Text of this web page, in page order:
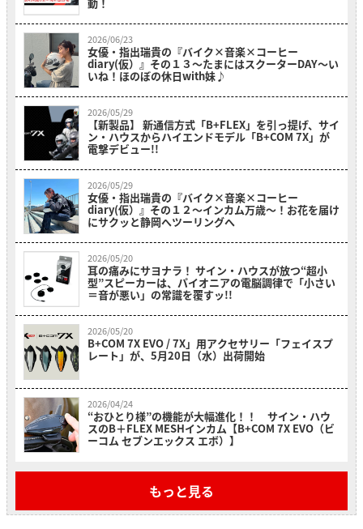
2026/06/23
女優・指出瑞貴の『バイク×音楽×コーヒー
diary(仮）』その１３〜たまにはスクーターDAY～い
いね！ほのぼの休日with妹♪
2026/05/29
【新製品】 新通信方式「B+FLEX」を引っ提げ、サイ
ン・ハウスからハイエンドモデル「B+COM 7X」が
電撃デビュー!!
2026/05/29
女優・指出瑞貴の『バイク×音楽×コーヒー
diary(仮）』その１２〜インカム万歳～！お花を届け
にサクッと静岡へツーリングへ
2026/05/20
耳の痛みにサヨナラ！ サイン・ハウスが放つ“超小
型”スピーカーは、パイオニアの電脳調律で「小さい
＝音が悪い」の常識を覆すッ!!
2026/05/20
B+COM 7X EVO / 7X」用アクセサリー「フェイスプ
レート」が、5月20日（水）出荷開始
2026/04/24
“おひとり様”の機能が大幅進化！！ サイン・ハウ
スのB＋FLEX MESHインカム【B+COM 7X EVO（ビ
ーコム セブンエックス エボ）】
もっと見る